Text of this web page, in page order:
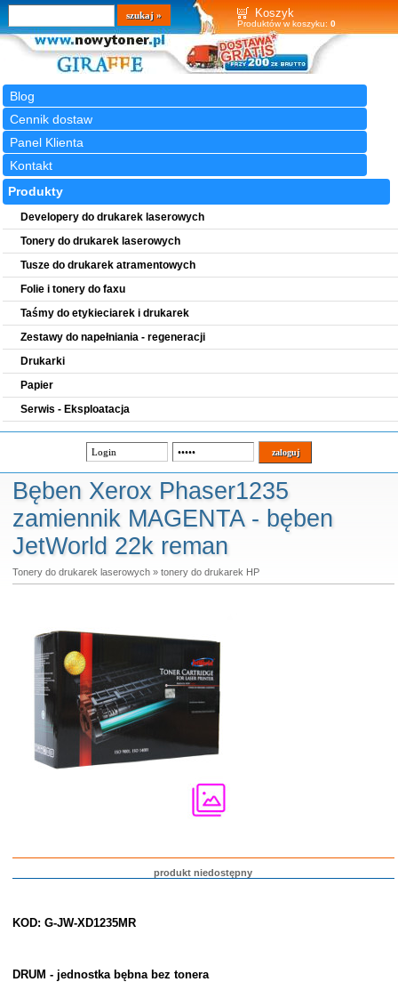
Koszyk
Produktów w koszyku: 0
Blog
Cennik dostaw
Panel Klienta
Kontakt
Wyszukiwarka
szukaj
Produkty
Developery do drukarek laserowych
Tonery do drukarek laserowych
Tusze do drukarek atramentowych
Folie i tonery do faxu
Taśmy do etykieciarek i drukarek
Zestawy do napełniania - regeneracji
Drukarki
Papier
Serwis - Eksploatacja
Bęben Xerox Phaser1235
zamiennik MAGENTA - bęben
JetWorld 22k reman
Tonery do drukarek laserowych» tonery do drukarek HP
produkt niedostępny
KOD: G-JW-XD1235MR
DRUM - jednostka bębna bez tonera